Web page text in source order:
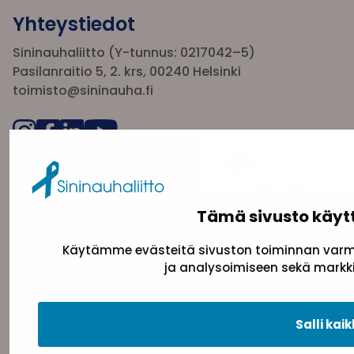
Tämä sivusto
Käytämme evästeitä sivuston toiminnan
ja analysoimiseen sekä
Salli
Yhteystiedot
Sininauhaliitto (Y-tunnus: 0217042–5)
Pasilanraitio 5, 2. krs, 00240 Helsinki
toimisto@sininauha.fi
Evästeseloste